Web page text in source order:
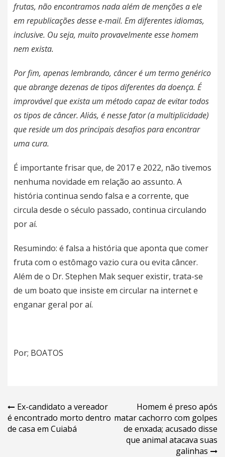
frutas, não encontramos nada além de menções a ele
em republicações desse e-mail. Em diferentes idiomas,
inclusive. Ou seja, muito provavelmente esse homem
nem exista.
Por fim, apenas lembrando, câncer é um termo genérico
que abrange dezenas de tipos diferentes da doença. É
improvável que exista um método capaz de evitar todos
os tipos de câncer. Aliás, é nesse fator (a multiplicidade)
que reside um dos principais desafios para encontrar
uma cura.
É importante frisar que, de 2017 e 2022, não tivemos
nenhuma novidade em relação ao assunto. A
história continua sendo falsa e a corrente, que
circula desde o século passado, continua circulando
por aí.
Resumindo: é falsa a história que aponta que comer
fruta com o estômago vazio cura ou evita câncer.
Além de o Dr. Stephen Mak sequer existir, trata-se
de um boato que insiste em circular na internet e
enganar geral por aí.
Por; BOATOS
Navegação
de
Ex-candidato a vereador
é encontrado morto dentro
de casa em Cuiabá
Homem é preso após
matar cachorro com golpes
de enxada; acusado disse
que animal atacava suas
galinhas